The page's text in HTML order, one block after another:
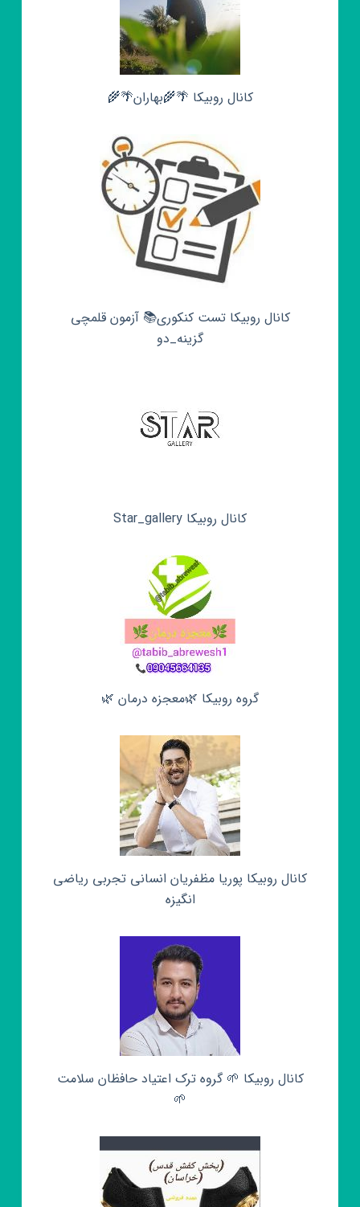
کانال روبیکا 🌴🌾بهاران🌴🌾
کانال روبیکا تست کنکوری📚 آزمون قلمچی‌‌
گزینه_دو
کانال روبیکا Star_gallery
گروه روبیکا 🌿معجزه درمان 🌿
کانال روبیکا پوریا مظفریان انسانی تجربی ریاضی
انگیزه
کانال روبیکا 🌱 گروه ترک اعتیاد حافظان سلامت
🌱